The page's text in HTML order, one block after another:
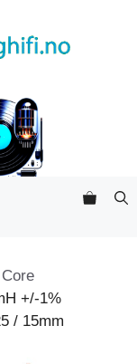
+/-1%
/ 15mm